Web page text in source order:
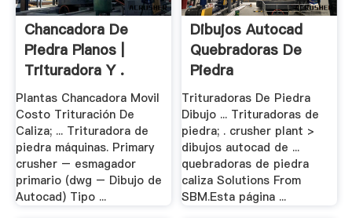
Chancadora De
Piedra Planos |
Trituradora Y .
Plantas Chancadora Movil
Costo Trituración De
Caliza; ... Trituradora de
piedra máquinas. Primary
crusher – esmagador
primario (dwg – Dibujo de
Autocad) Tipo ...
Dibujos Autocad
Quebradoras De
Piedra
Trituradoras De Piedra
Dibujo ... Trituradoras de
piedra; . crusher plant >
dibujos autocad de ...
quebradoras de piedra
caliza Solutions From
SBM.Esta página ...